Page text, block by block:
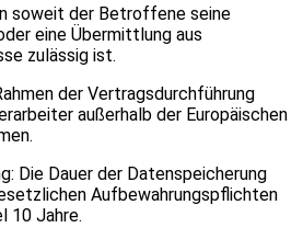
soweit der Betroffene seine
eine Übermittlung aus
zulässig ist.
der Vertragsdurchführung
außerhalb der Europäischen
Die Dauer der Datenspeicherung
Aufbewahrungspflichten
10 Jahre.